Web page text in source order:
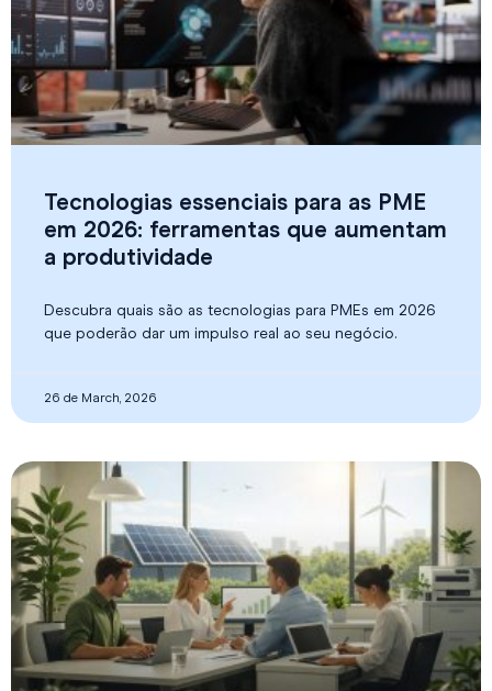
Tecnologias essenciais para as PME
em 2026: ferramentas que aumentam
a produtividade
Descubra quais são as tecnologias para PMEs em 2026
que poderão dar um impulso real ao seu negócio.
26 de March, 2026